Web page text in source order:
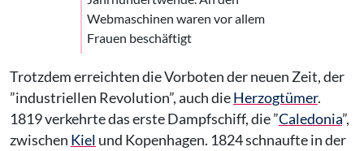
Webmaschinen waren vor allem
Frauen beschäftigt
Trotzdem erreichten die Vorboten der neuen Zeit, der
”industriellen Revolution”, auch dieHerzogtümer.
1819 verkehrte das erste Dampfschiff, die ”Caledonia”,
zwischen Kiel und Kopenhagen. 1824 schnaufte in der